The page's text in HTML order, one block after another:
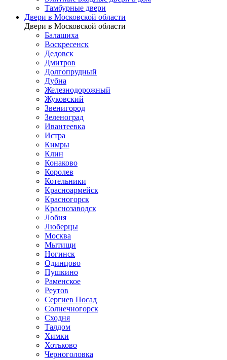
Тамбурные двери
Двери в Московской области
Двери в Московской области
Балашиха
Воскресенск
Дедовск
Дмитров
Долгопрудный
Дубна
Железнодорожный
Жуковский
Звенигород
Зеленоград
Ивантеевка
Истра
Кимры
Клин
Конаково
Королев
Котельники
Красноармейск
Красногорск
Краснозаводск
Лобня
Люберцы
Москва
Мытищи
Ногинск
Одинцово
Пушкино
Раменское
Реутов
Сергиев Посад
Солнечногорск
Сходня
Талдом
Химки
Хотьково
Черноголовка